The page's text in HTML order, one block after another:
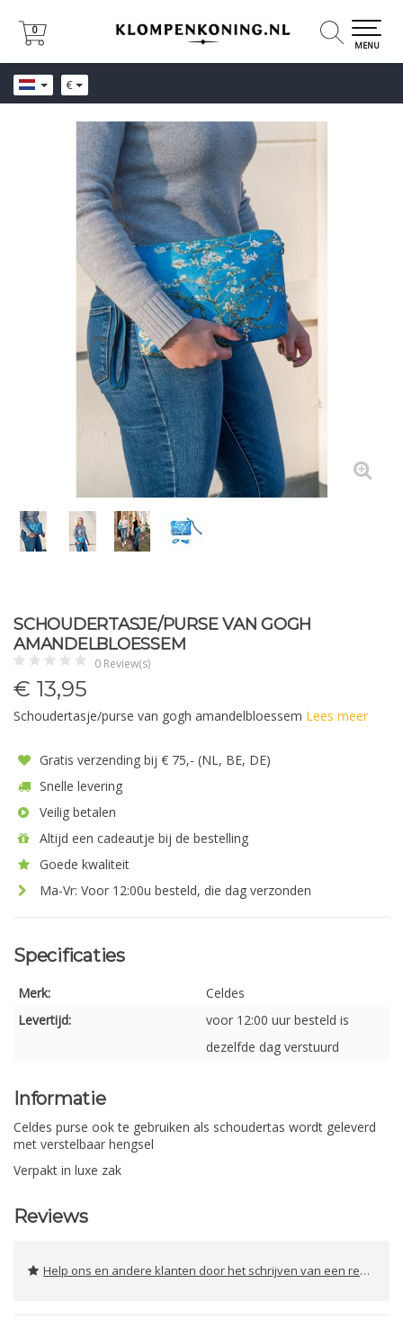
€
0
0
MENU
SCHOUDERTASJE/PURSE VAN GOGH
AMANDELBLOESSEM
0 Review(s)
€ 13,95
Schoudertasje/purse van gogh amandelbloessem Lees meer
Gratis verzending bij € 75,- (NL, BE, DE)
Snelle levering
Veilig betalen
Altijd een cadeautje bij de bestelling
Goede kwaliteit
Ma-Vr: Voor 12:00u besteld, die dag verzonden
Specificaties
Merk:
Celdes
Levertijd:
voor 12:00 uur besteld is
dezelfde dag verstuurd
Informatie
Celdes purse ook te gebruiken als schoudertas wordt geleverd
met verstelbaar hengsel
Verpakt in luxe zak
Reviews
Help ons en andere klanten door het schrijven van een review